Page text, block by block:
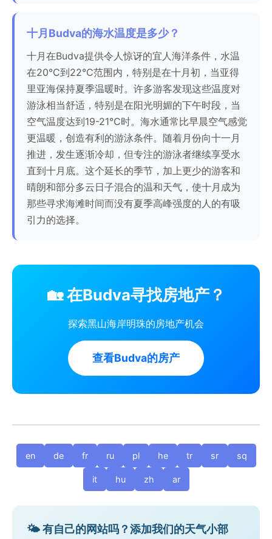
十月Budva的海水温度是多少？
十月在Budva提供令人惊讶的宜人海洋条件，水温
在20°C到22°C范围内，特别是在十月初，当亚得
里亚海保持夏季温暖时。许多游客发现这些温度对
游泳相当舒适，特别是在阳光明媚的下午时段，当
空气温度达到19-21°C时。海水通常比早晨空气感觉
更温暖，创造有利的游泳条件。随着月份向十一月
推进，发生逐渐冷却，但专注的游泳者继续享受水
直到十月底。这个延长的季节，加上更少的游客和
晴朗和部分多云日子混合的温和天气，使十月成为
那些寻求海滩时间而没有夏季高峰强度的人的有吸
引力的选择。
🏡 在Budva寻找房地产？
探索黑山海岸明珠的房地产机会
查看Budva的房产
en de fr ru pl he tr sr sq
it hu zh ar
🌤️ 有自己的网站吗？添加我们的天气小部